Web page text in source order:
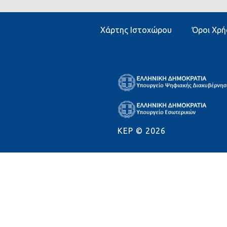
Χάρτης Ιστοχώρου Όροι
KEP © 2026